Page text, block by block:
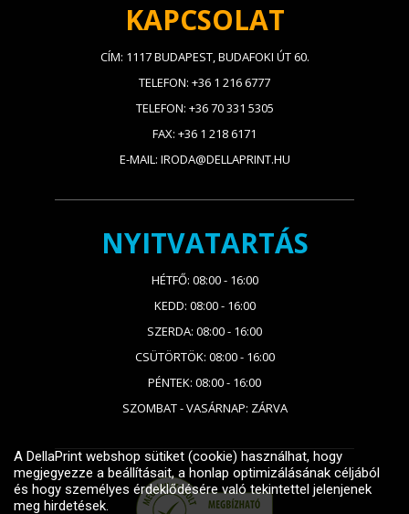
KAPCSOLAT
CÍM: 1117 BUDAPEST, BUDAFOKI ÚT 60.
TELEFON: +36 1 216 6777
TELEFON: +36 70 331 5305
FAX: +36 1 218 6171
E-MAIL: IRODA@DELLAPRINT.HU
NYITVATARTÁS
HÉTFŐ: 08:00 - 16:00
KEDD: 08:00 - 16:00
SZERDA: 08:00 - 16:00
CSÜTÖRTÖK: 08:00 - 16:00
PÉNTEK: 08:00 - 16:00
SZOMBAT - VASÁRNAP: ZÁRVA